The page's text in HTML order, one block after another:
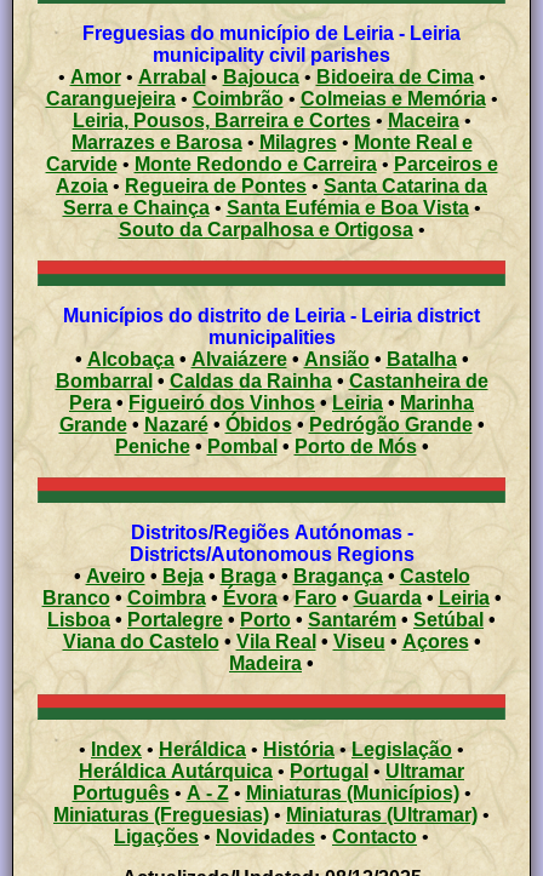
Freguesias do município de Leiria - Leiria
municipality civil parishes
• Amor• Arrabal • Bajouca• Bidoeira de Cima •
Caranguejeira• Coimbrão• Colmeias e Memória •
Leiria, Pousos, Barreira e Cortes• Maceira•
Marrazes e Barosa • Milagres• Monte Real e
Carvide• Monte Redondo e Carreira• Parceiros e
Azoia • Regueira de Pontes • Santa Catarina da
Serra e Chainça• Santa Eufémia e Boa Vista•
Souto da Carpalhosa e Ortigosa•
Municípios do distrito de Leiria - Leiria district
municipalities
• Alcobaça• Alvaiázere• Ansião• Batalha•
Bombarral • Caldas da Rainha• Castanheira de
Pera • Figueiró dos Vinhos•Leiria • Marinha
Grande• Nazaré• Óbidos• Pedrógão Grande•
Peniche•Pombal • Porto de Mós•
Distritos/Regiões Autónomas -
Districts/Autonomous Regions
•Aveiro• Beja• Braga• Bragança• Castelo
Branco•Coimbra• Évora•Faro• Guarda• Leiria•
Lisboa • Portalegre • Porto • Santarém • Setúbal •
Viana do Castelo•Vila Real • Viseu • Açores •
Madeira •
• Index •Heráldica • História •Legislação •
Heráldica Autárquica • Portugal • Ultramar
Português• A - Z• Miniaturas (Municípios)•
Miniaturas (Freguesias) •Miniaturas (Ultramar)•
Ligações• Novidades • Contacto •